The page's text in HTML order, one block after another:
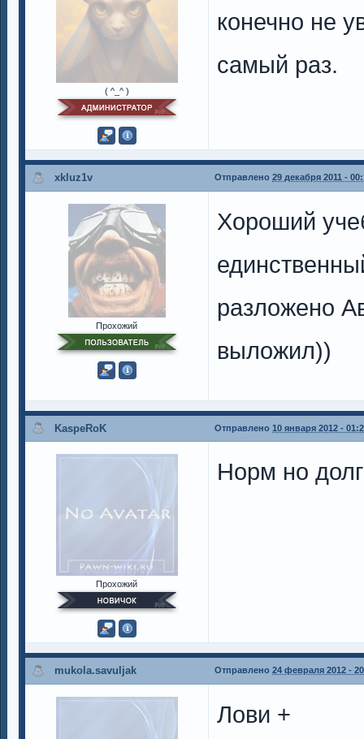
( ^_^ )
конечно не
самый раз.
xkluz1v Отправлено 29 декабря 2011 -
Прохожий
Хороший
разложено
выложил))
KaspeRoK Отправлено 10 января 2012 -
Прохожий
Норм но
mukola.savuljak Отправлено 24 февраля 2012 -
Лови +